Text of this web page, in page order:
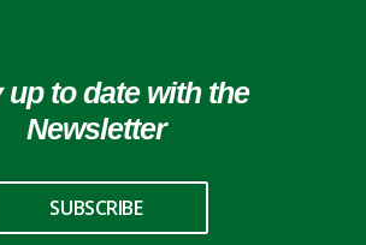
up to date with the
Newsletter
SUBSCRIBE